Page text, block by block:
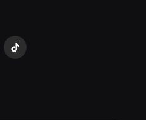
TikTok